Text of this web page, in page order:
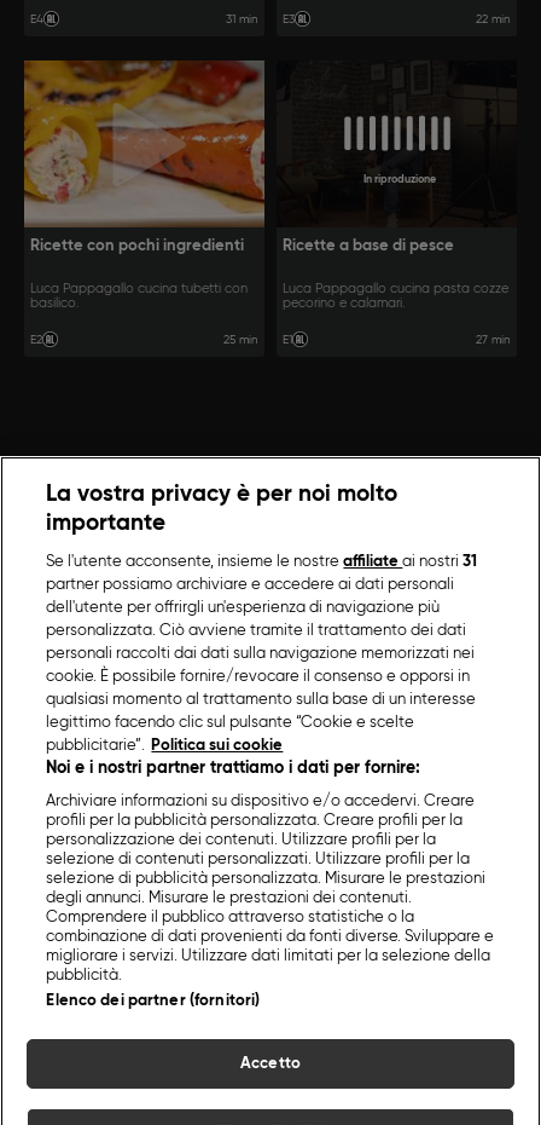
E4 31 min E3 22 min
Ricette con pochi ingredienti
Luca Pappagallo cucina tubetti con
basilico.
E2 25 min
In riproduzione
Ricette a base di pesce
Luca Pappagallo cucina pasta cozze
pecorino e calamari.
E1 27 min
La vostra privacy è per noi molto
importante
Se l'utente acconsente, insieme le nostreaffiliateai nostri31
partner possiamo archiviare e accedere ai dati personali
dell'utente per offrirgli un'esperienza di navigazione più
personalizzata. Ciò avviene tramite il trattamento dei dati
personali raccolti dai dati sulla navigazione memorizzati nei
cookie. È possibile fornire/revocare il consenso e opporsi in
qualsiasi momento al trattamento sulla base di un interesse
legittimo facendo clic sul pulsante “Cookie e scelte
pubblicitarie”.
Politica sui cookie
Noi e i nostri partner trattiamo i dati per fornire:
Archiviare informazioni su dispositivo e/o accedervi. Creare
profili per la pubblicità personalizzata. Creare profili per la
personalizzazione dei contenuti. Utilizzare profili per la
selezione di contenuti personalizzati. Utilizzare profili per la
selezione di pubblicità personalizzata. Misurare le prestazioni
degli annunci. Misurare le prestazioni dei contenuti.
Comprendere il pubblico attraverso statistiche o la
combinazione di dati provenienti da fonti diverse. Sviluppare e
migliorare i servizi. Utilizzare dati limitati per la selezione della
pubblicità.
Elenco dei partner (fornitori)
Accetto